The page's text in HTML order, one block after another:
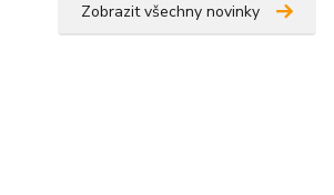
Zobrazit všechny novinky